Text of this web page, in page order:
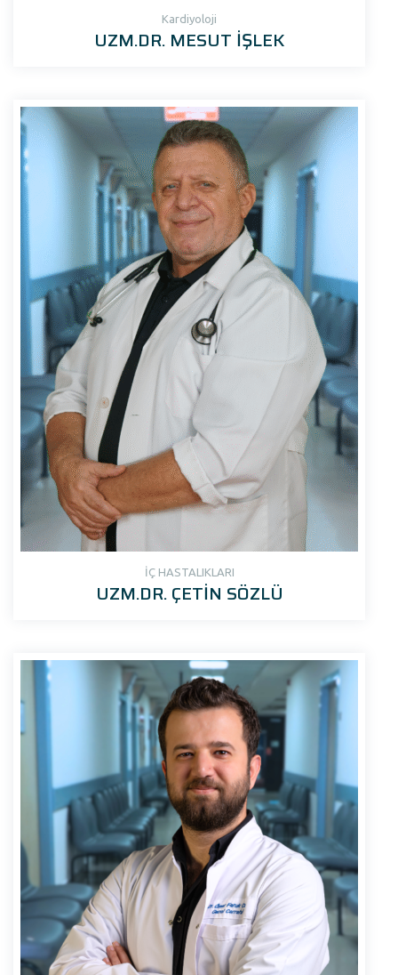
Kardiyoloji
UZM.DR. MESUT İŞLEK
İÇ HASTALIKLARI
UZM.DR. ÇETİN SÖZLÜ